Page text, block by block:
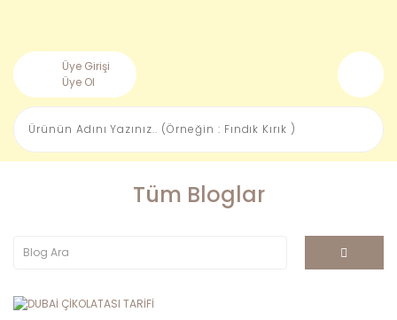
Üye Girişi
Üye Ol
Tüm Bloglar